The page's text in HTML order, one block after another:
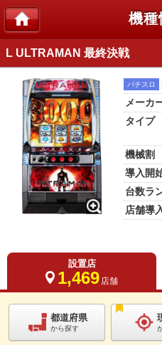
機種
L ULTRAMAN 最終決戦
パチスロ
メーカ
タイプ
機械
導入開
台数ラ
店舗導
設置店
1,469 店舗
都道府県
から探す